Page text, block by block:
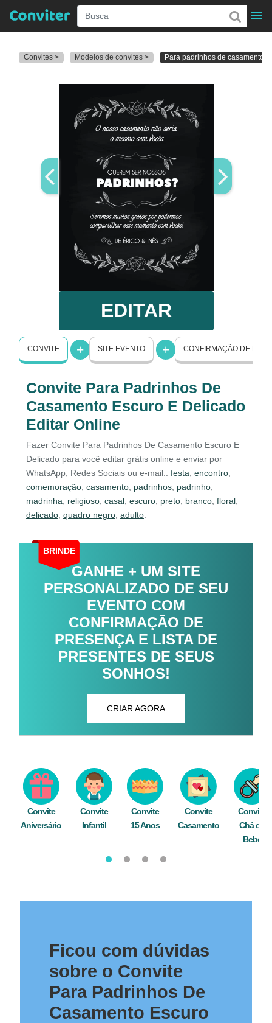
Convites > Modelos de convites > Para padrinhos de casamento
EDITAR
CONVITE SITE EVENTO CONFIRMAÇÃO DE
Convite Para Padrinhos De
Casamento Escuro E Delicado
Editar Online
Fazer Convite Para Padrinhos De Casamento Escuro E
Delicado para você editar grátis online e enviar por
WhatsApp, Redes Sociais ou e-mail.: festa encontro
comemoração casamento padrinhos padrinho
madrinha
religioso casal escuro preto branco floral
delicado quadro negro adulto
BRINDE
GANHE + UM SITE
PERSONALIZADO DE SEU
EVENTO COM
CONFIRMAÇÃO DE
PRESENÇA E LISTA DE
PRESENTES DE SEUS
SONHOS!
CRIAR AGORA
Convite
Aniversário
Convite
Infantil
Convite
15 Anos
Convite
Casamento
Convite
Chá de
Bebê
Ficou com dúvidas
sobre o Convite
Para Padrinhos De
Casamento Escuro